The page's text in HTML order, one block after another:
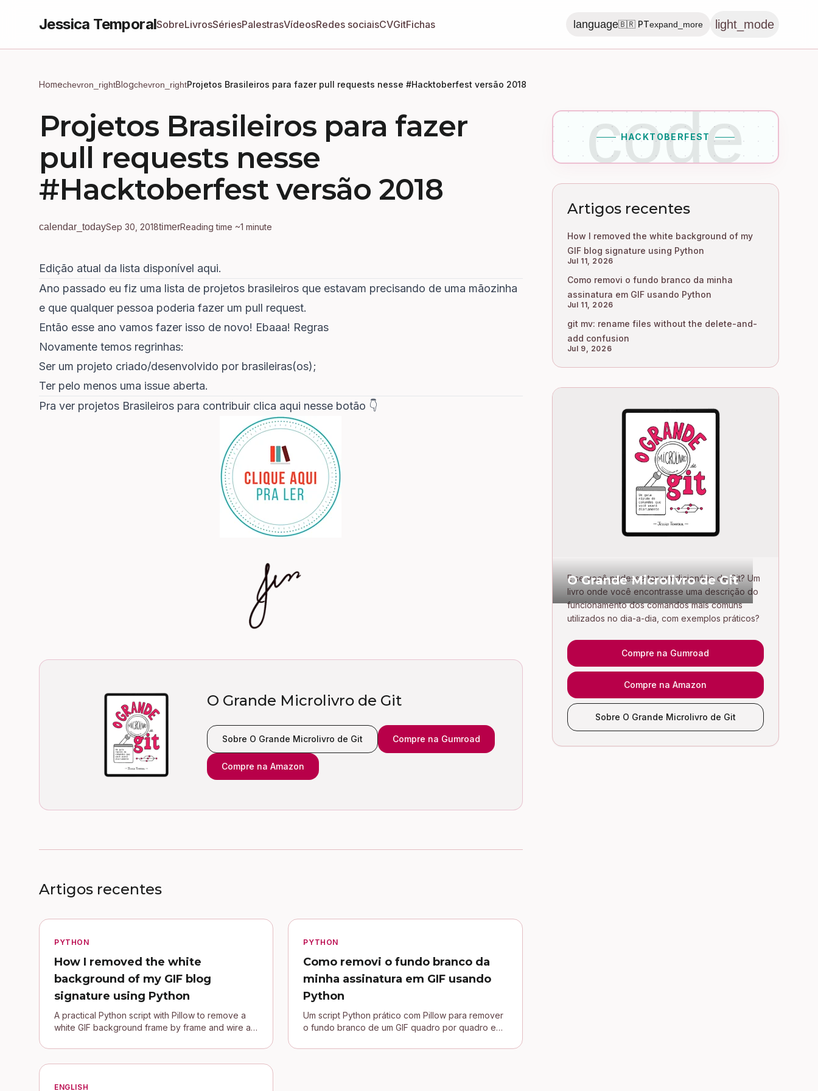
Jessica TemporalSobreLivrosSériesPalestrasVídeosRedes sociaisCVGitFichas language🇧🇷 PTexpand_more light_mode
Homechevron_rightBlogchevron_rightProjetos Brasileiros para fazer pull requests nesse #Hacktoberfest versão 2018
Projetos Brasileiros para fazer
pull requests nesse
#Hacktoberfest versão 2018
calendar_todaySep 30, 2018timerReading time ~1 minute
Edição atual da lista disponível aqui.
Ano passado eu fiz uma lista de projetos brasileiros que estavam precisando de uma mãozinha
e que qualquer pessoa poderia fazer um pull request.
Então esse ano vamos fazer isso de novo! Ebaaa! Regras
Novamente temos regrinhas:
Ser um projeto criado/desenvolvido por brasileiras(os);
Ter pelo menos uma issue aberta.
Pra ver projetos Brasileiros para contribuir clica aqui nesse botão 👇
O Grande Microlivro de Git
Sobre O Grande Microlivro de Git Compre na Gumroad
Compre na Amazon
Artigos recentes
PYTHON
How I removed the white
background of my GIF blog
signature using Python
A practical Python script with Pillow to remove a
white GIF background frame by frame and wire a
PYTHON
Como removi o fundo branco da
minha assinatura em GIF usando
Python
Um script Python prático com Pillow para remover
o fundo branco de um GIF quadro por quadro e
Jekyll.
ENGLISH
code
HACKTOBERFEST
Artigos recentes
How I removed the white background of my
GIF blog signature using Python
Jul 11, 2026
Como removi o fundo branco da minha
assinatura em GIF usando Python
Jul 11, 2026
git mv: rename files without the delete-and-
add confusion
Jul 9, 2026
O Grande Microlivro de Git
E se você pudesse ter um dicionário de Git? Um
livro onde você encontrasse uma descrição do
funcionamento dos comandos mais comuns
utilizados no dia-a-dia, com exemplos práticos?
Compre na Gumroad
Compre na Amazon
Sobre O Grande Microlivro de Git